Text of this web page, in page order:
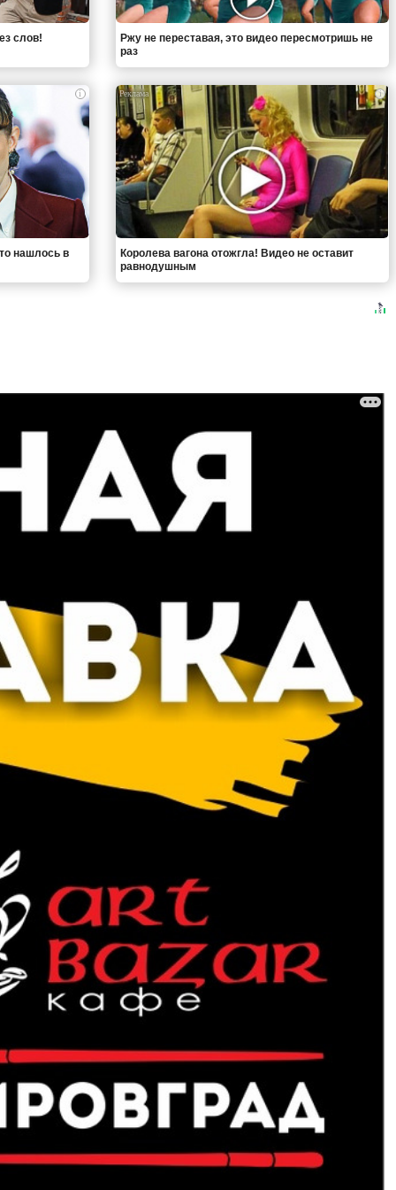
слов!
Ржу не переставая, это видео пересмотришь не
раз
i
нашлось в
i
Королева вагона отожгла! Видео не оставит
равнодушным